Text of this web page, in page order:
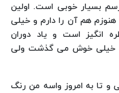
بسیار خوبی است. اولین
هم آن را دارم و خیلی
انگیز است و یاد دوران
خیلی خوش می گذشت ولی
و تا به امروز واسه من رنگ